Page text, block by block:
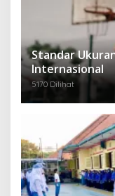
Standar
Internasional
5170 Dilihat